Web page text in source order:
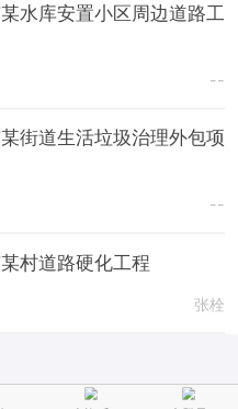
水库安置小区周边道路工
--
街道生活垃圾治理外包项
--
村道路硬化工程
张栓